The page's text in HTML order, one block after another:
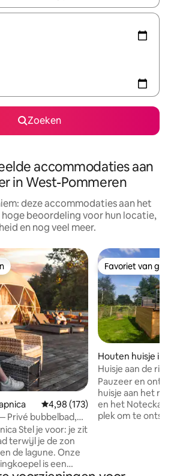
Zoeken
accommodaties aan
in West-Pommeren
deze accommodaties aan het
beoordeling voor hun locatie,
en nog veel meer.
Gemiddelde beoordeling van
4,98 (173)
Privé bubbelbad,
je zit
terwijl je de zon
lagune. Onze
is een
Favoriet van
Favoriet van
Houten huisje in
Huisje aan de
het Noteć-woud
Pauzeer en
huisje aan het
en het Notecka-
plek om te
vogels willen